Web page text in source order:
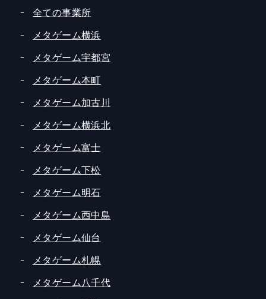
全ての事業所
メタゲーム横浜
メタゲーム宇都宮
メタゲーム本町
メタゲーム加古川
メタゲーム横浜北
メタゲーム富士
メタゲーム下松
メタゲーム明石
メタゲーム西中島
メタゲーム仙台
メタゲーム札幌
メタゲーム八千代